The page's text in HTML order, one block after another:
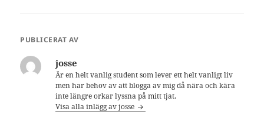
PUBLICERAT AV
josse
Är en helt vanlig student som lever ett helt vanligt liv
men har behov av att blogga av mig då nära och kära
inte längre orkar lyssna på mitt tjat.
Visa alla inlägg av josse